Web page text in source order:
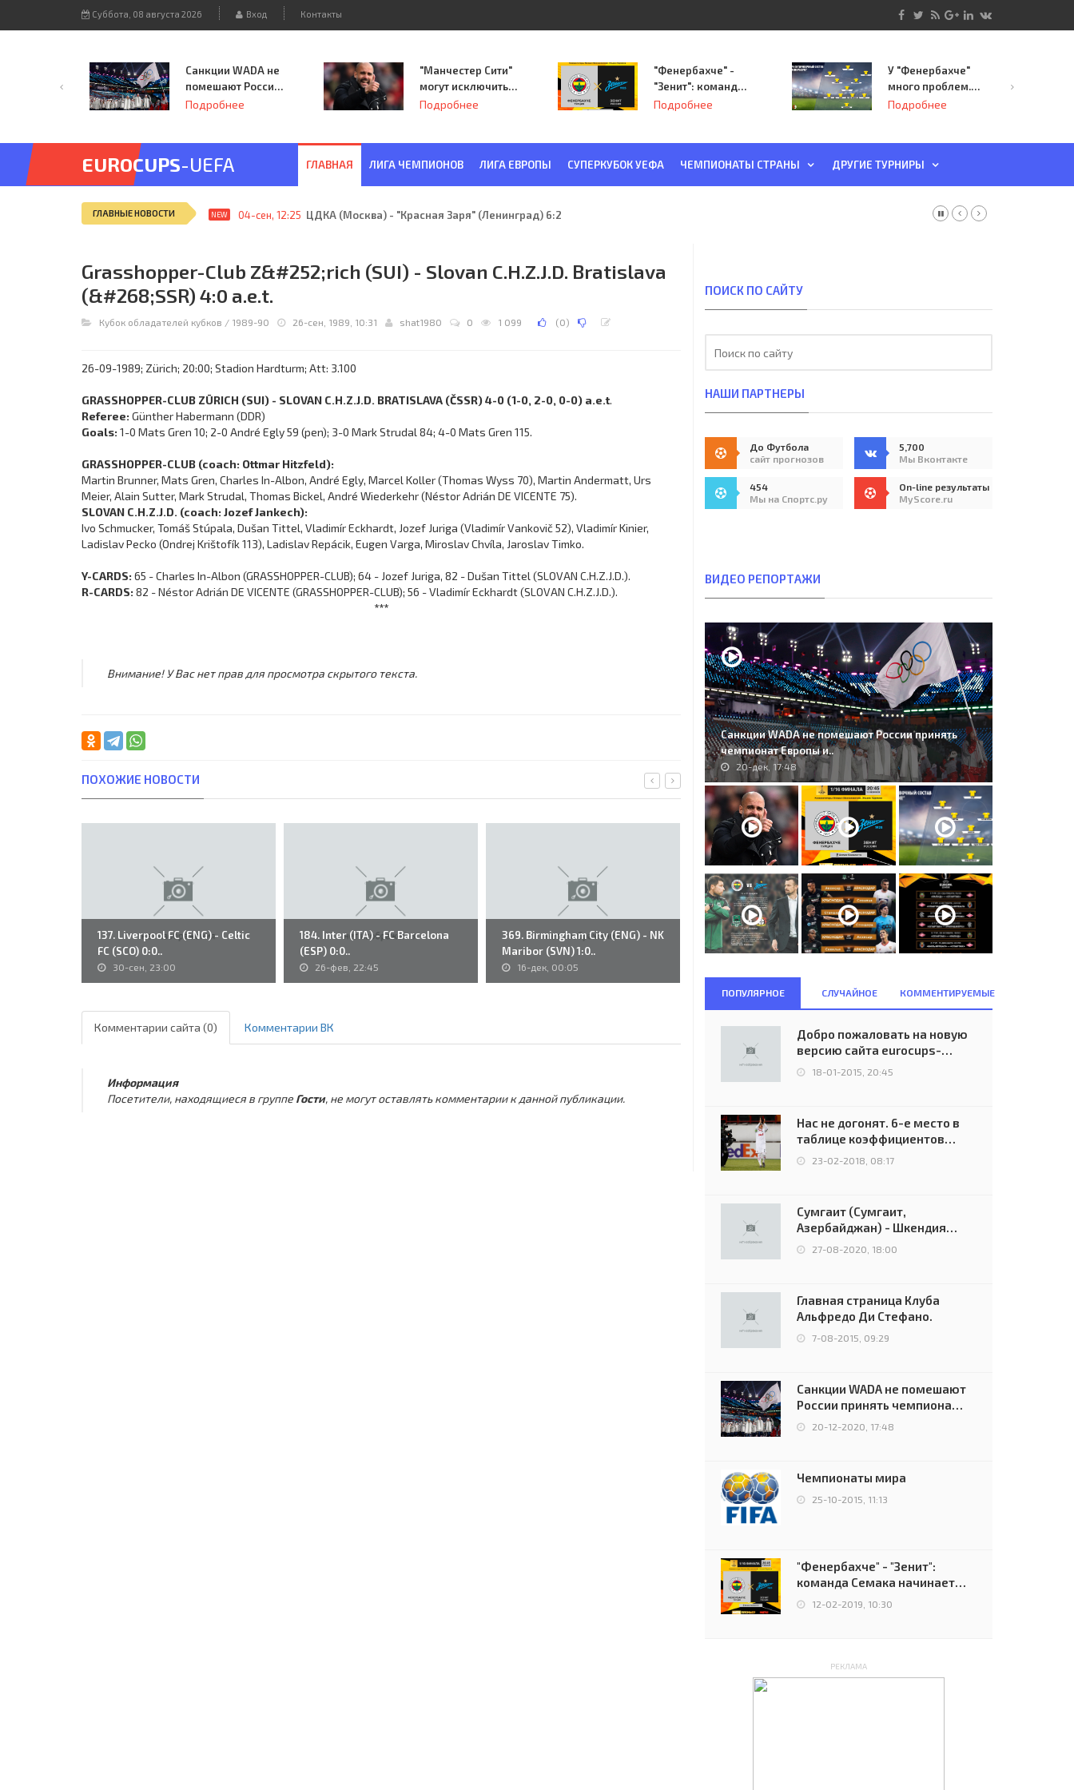
Суббота, 08 августа 2026 Вход Контакты
Санкции WADA не
помешают России
принять
Подробнее
"Манчестер Сити"
могут исключить
из Лиги
Подробнее
"Фенербахче" -
"Зенит": команда
Семака начинает
Подробнее
У "Фенербахче"
много проблем.
Но он опасен для
Подробнее
EUROCUPS-UEFA ГЛАВНАЯ ЛИГА ЧЕМПИОНОВ ЛИГА ЕВРОПЫ СУПЕРКУБОК УЕФА ЧЕМПИОНАТЫ СТРАНЫ ДРУГИЕ ТУРНИРЫ
ГЛАВНЫЕ НОВОСТИ NEW 04-сен, 12:25 ЦДКА (Москва) - "Красная Заря" (Ленинград) 6:2
Grasshopper-Club Z&#252;rich (SUI) - Slovan C.H.Z.J.D. Bratislava
(&#268;SSR) 4:0 a.e.t.
Кубок обладателей кубков / 1989-90 26-сен, 1989, 10:31 shat1980 0 1 099 (0)
26-09-1989; Zürich; 20:00; Stadion Hardturm; Att: 3.100
GRASSHOPPER-CLUB ZÜRICH (SUI) - SLOVAN C.H.Z.J.D. BRATISLAVA (ČSSR) 4-0 (1-0, 2-0, 0-0) a.e.t.
Referee: Günther Habermann (DDR)
Goals: 1-0 Mats Gren 10; 2-0 André Egly 59 (pen); 3-0 Mark Strudal 84; 4-0 Mats Gren 115.
GRASSHOPPER-CLUB (coach: Ottmar Hitzfeld):
Martin Brunner, Mats Gren, Charles In-Albon, André Egly, Marcel Koller (Thomas Wyss 70), Martin Andermatt, Urs
Meier, Alain Sutter, Mark Strudal, Thomas Bickel, André Wiederkehr (Néstor Adrián DE VICENTE 75).
SLOVAN C.H.Z.J.D. (coach: Jozef Jankech):
Ivo Schmucker, Tomáš Stúpala, Dušan Tittel, Vladimír Eckhardt, Jozef Juriga (Vladimír Vankovič 52), Vladimír Kinier,
Ladislav Pecko (Ondrej Krištofík 113), Ladislav Repácik, Eugen Varga, Miroslav Chvíla, Jaroslav Timko.
Y-CARDS: 65 - Charles In-Albon (GRASSHOPPER-CLUB); 64 - Jozef Juriga, 82 - Dušan Tittel (SLOVAN C.H.Z.J.D.).
R-CARDS: 82 - Néstor Adrián DE VICENTE (GRASSHOPPER-CLUB); 56 - Vladimír Eckhardt (SLOVAN C.H.Z.J.D.).
***
Внимание! У Вас нет прав для просмотра скрытого текста.
ПОХОЖИЕ НОВОСТИ
137. Liverpool FC (ENG) - Celtic
FC (SCO) 0:0..
30-сен, 23:00
184. Inter (ITA) - FC Barcelona
(ESP) 0:0..
26-фев, 22:45
369. Birmingham City (ENG) - NK
Maribor (SVN) 1:0..
16-дек, 00:05
Dunfermline Athletic F.C. (SCO) -
N.K. Dinamo Zagreb (YUG)..
64. Budapest Honvéd (HUN) - FK
Rabotnički (MKD) 4:0..
Комментарии сайта (0) Комментарии ВК
Информация
Посетители, находящиеся в группе Гости, не могут оставлять комментарии к данной публикации.
ПОИСК ПО САЙТУ
НАШИ ПАРТНЕРЫ
До Футбола
сайт прогнозов
5,700
Мы Вконтакте
454
Мы на Спортс.ру
On-line результаты
MyScore.ru
ВИДЕО РЕПОРТАЖИ
Санкции WADA не помешают России принять
чемпионат Европы и..
20-дек, 17:48
ПОПУЛЯРНОЕ СЛУЧАЙНОЕ КОММЕНТИРУЕМЫЕ
Добро пожаловать на новую
версию сайта eurocups-
uefa.ru
18-01-2015, 20:45
Нас не догонят. 6-е место в
таблице коэффициентов
УЕФА остаётся за Россией
23-02-2018, 08:17
Сумгаит (Сумгаит,
Азербайджан) - Шкендия
(Тетово, Северная
Македония) - 0:2 (0:0)
27-08-2020, 18:00
Главная страница Клуба
Альфредо Ди Стефано.
7-08-2015, 09:29
Санкции WADA не помешают
России принять чемпионат
Европы и финал Лиги
чемпионов.
20-12-2020, 17:48
Чемпионаты мира
25-10-2015, 11:13
"Фенербахче" - "Зенит":
команда Семака начинает
путь в плей-офф Лиги
12-02-2019, 10:30
РЕКЛАМА